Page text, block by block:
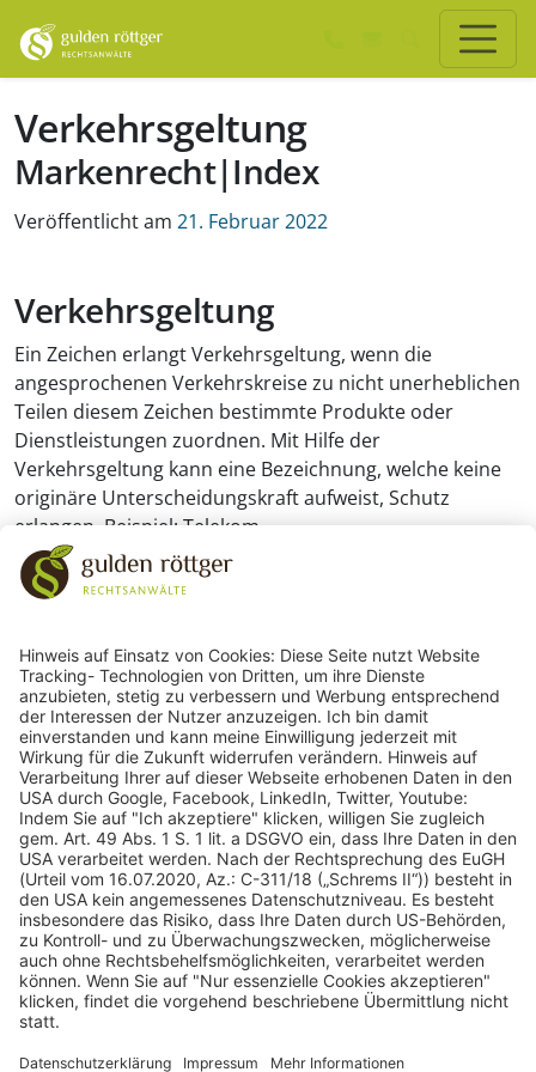
Verkehrsgeltung
Markenrecht|Index
Veröffentlicht am 21. Februar 2022
Verkehrsgeltung
Ein Zeichen erlangt Verkehrsgeltung, wenn die
angesprochenen Verkehrskreise zu nicht unerheblichen
Teilen diesem Zeichen bestimmte Produkte oder
Dienstleistungen zuordnen. Mit Hilfe der
Verkehrsgeltung kann eine Bezeichnung, welche keine
originäre Unterscheidungskraft aufweist, Schutz
erlangen, Beispiel: Telekom.
gulden röttger rechtsanwälte
gulden röttger rechtsanwälte
Jean-Pierre-Jungels-Str.10
55126 Mainz
06131 240950
anfrage@ggr-law.com